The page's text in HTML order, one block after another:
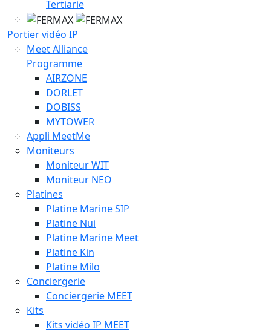
Tertiarie
Portier vidéo IP
Meet Alliance
Programme
AIRZONE
DORLET
DOBISS
MYTOWER
Appli MeetMe
Moniteurs
Moniteur WIT
Moniteur NEO
Platines
Platine Marine SIP
Platine Nui
Platine Marine Meet
Platine Kin
Platine Milo
Conciergerie
Conciergerie MEET
Kits
Kits vidéo IP MEET